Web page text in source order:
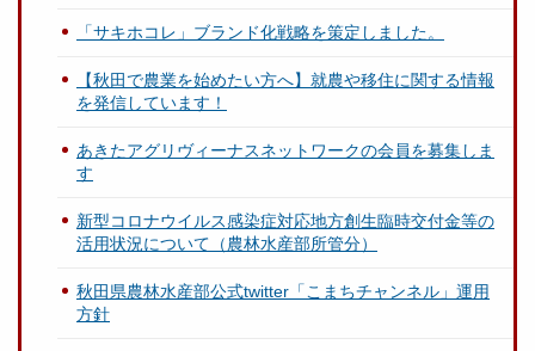
「サキホコレ」ブランド化戦略を策定しました。
【秋田で農業を始めたい方へ】就農や移住に関する情報
を発信しています！
あきたアグリヴィーナスネットワークの会員を募集しま
す
新型コロナウイルス感染症対応地方創生臨時交付金等の
活用状況について（農林水産部所管分）
秋田県農林水産部公式twitter「こまちチャンネル」運用
方針